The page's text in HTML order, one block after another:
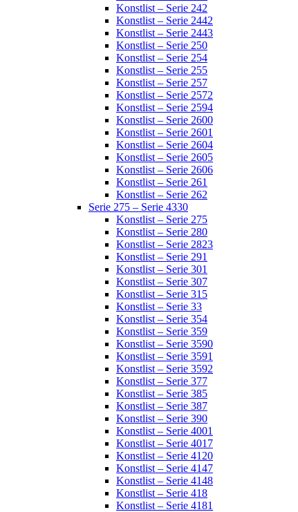
Konstlist – Serie 242
Konstlist – Serie 2442
Konstlist – Serie 2443
Konstlist – Serie 250
Konstlist – Serie 254
Konstlist – Serie 255
Konstlist – Serie 257
Konstlist – Serie 2572
Konstlist – Serie 2594
Konstlist – Serie 2600
Konstlist – Serie 2601
Konstlist – Serie 2604
Konstlist – Serie 2605
Konstlist – Serie 2606
Konstlist – Serie 261
Konstlist – Serie 262
Serie 275 – Serie 4330
Konstlist – Serie 275
Konstlist – Serie 280
Konstlist – Serie 2823
Konstlist – Serie 291
Konstlist – Serie 301
Konstlist – Serie 307
Konstlist – Serie 315
Konstlist – Serie 33
Konstlist – Serie 354
Konstlist – Serie 359
Konstlist – Serie 3590
Konstlist – Serie 3591
Konstlist – Serie 3592
Konstlist – Serie 377
Konstlist – Serie 385
Konstlist – Serie 387
Konstlist – Serie 390
Konstlist – Serie 4001
Konstlist – Serie 4017
Konstlist – Serie 4120
Konstlist – Serie 4147
Konstlist – Serie 4148
Konstlist – Serie 418
Konstlist – Serie 4181